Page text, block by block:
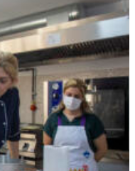
VATANDAŞLARLA